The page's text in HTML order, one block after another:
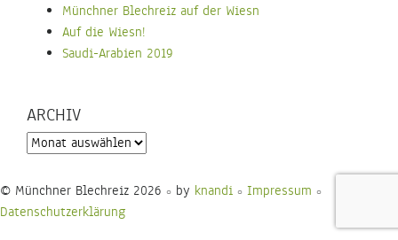
Münchner Blechreiz auf der Wiesn
Auf die Wiesn!
Saudi-Arabien 2019
ARCHIV
Archiv
© Münchner Blechreiz 2026 ○ by knandi ○ Impressum ○
Datenschutzerklärung